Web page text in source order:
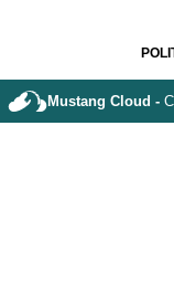
Mustang Cloud -